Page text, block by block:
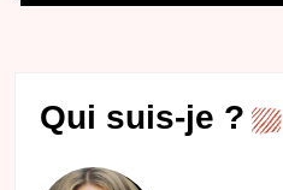
Qui suis-je ?